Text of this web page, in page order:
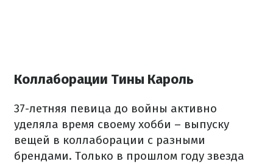
Коллаборации Тины Кароль
37-летняя певица до войны активно
уделяла время своему хобби – выпуску
вещей в коллаборации с разными
брендами. Только в прошлом году звезда